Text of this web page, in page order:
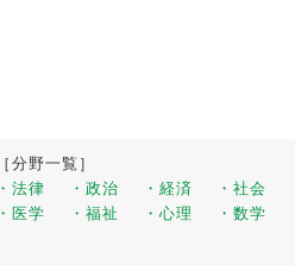
［分野一覧］
・法律
・政治 ・経済 ・社会
・医学
・福祉 ・心理 ・数学